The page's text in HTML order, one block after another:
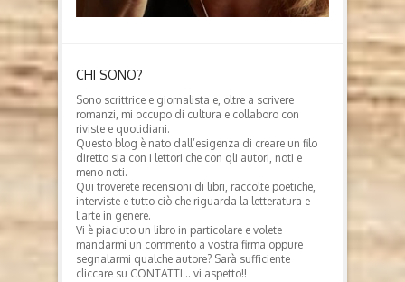
CHI SONO?
Sono scrittrice e giornalista e, oltre a scrivere
romanzi, mi occupo di cultura e collaboro con
riviste e quotidiani.
Questo blog è nato dall’esigenza di creare un filo
diretto sia con i lettori che con gli autori, noti e
meno noti.
Qui troverete recensioni di libri, raccolte poetiche,
interviste e tutto ciò che riguarda la letteratura e
l’arte in genere.
Vi è piaciuto un libro in particolare e volete
mandarmi un commento a vostra firma oppure
segnalarmi qualche autore? Sarà sufficiente
cliccare su CONTATTI… vi aspetto!!